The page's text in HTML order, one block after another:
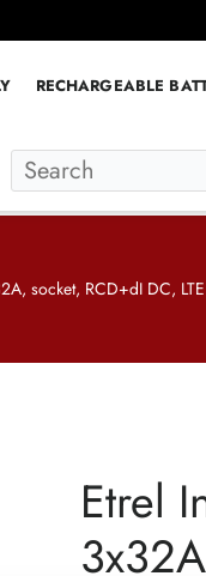
RECHARGEABLE
socket, RCD+dI DC, LTE
Etrel